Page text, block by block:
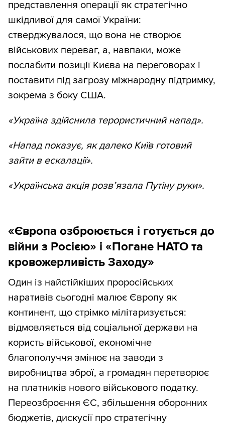
представлення операції як стратегічно
шкідливої для самої України:
стверджувалося, що вона не створює
військових переваг, а, навпаки, може
послабити позиції Києва на переговорах і
поставити під загрозу міжнародну підтримку,
зокрема з боку США.
«Україна здійснила терористичний напад».
«Напад показує, як далеко Київ готовий
зайти в ескалації».
«Українська акція розв’язала Путіну руки».
«Європа озброюється і готується до
війни з Росією» і «Погане НАТО та
кровожерливість Заходу»
Один із найстійкіших проросійських
наративів сьогодні малює Європу як
континент, що стрімко мілітаризується:
відмовляється від соціальної держави на
користь військової, економічне
благополуччя змінює на заводи з
виробництва зброї, а громадян перетворює
на платників нового військового податку.
Переозброєння ЄС, збільшення оборонних
бюджетів, дискусії про стратегічну